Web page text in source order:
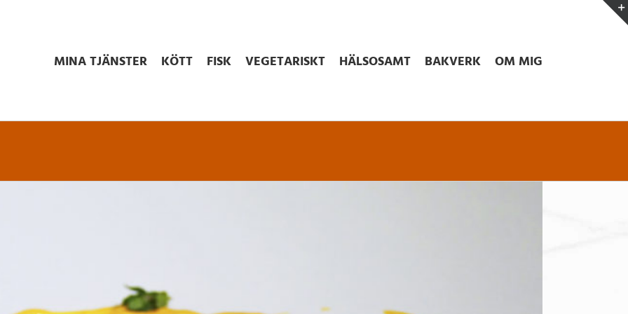
MINA TJÄNSTER KÖTT FISK VEGETARISKT HÄLSOSAMT BAKVERK OM MIG